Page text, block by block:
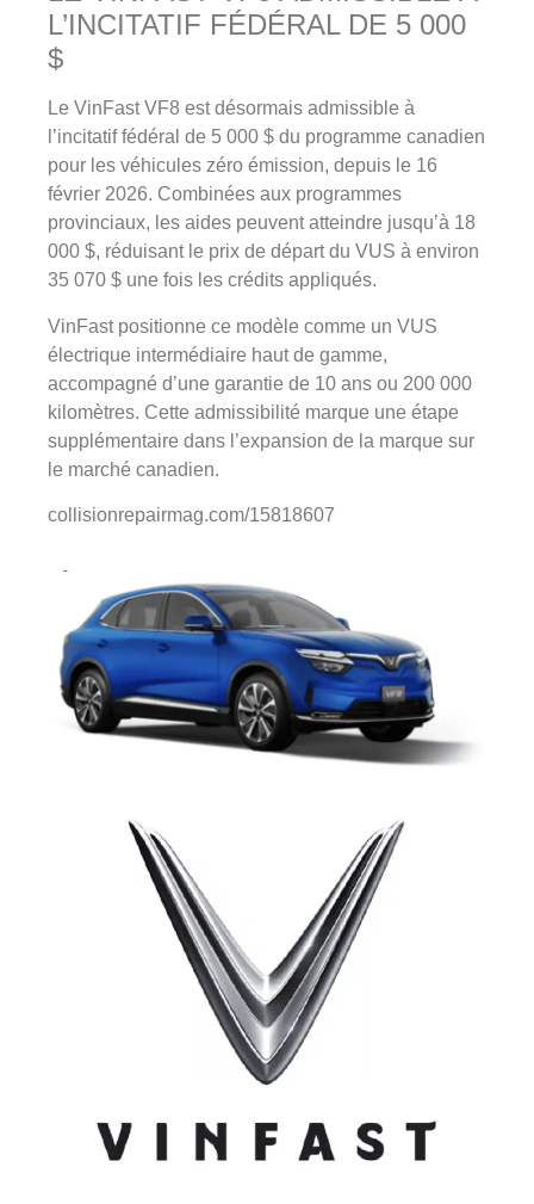
L’INCITATIF FÉDÉRAL DE 5 000
$
Le VinFast VF8 est désormais admissible à
l’incitatif fédéral de 5 000 $ du programme canadien
pour les véhicules zéro émission, depuis le 16
février 2026. Combinées aux programmes
provinciaux, les aides peuvent atteindre jusqu’à 18
000 $, réduisant le prix de départ du VUS à environ
35 070 $ une fois les crédits appliqués.
VinFast positionne ce modèle comme un VUS
électrique intermédiaire haut de gamme,
accompagné d’une garantie de 10 ans ou 200 000
kilomètres. Cette admissibilité marque une étape
supplémentaire dans l’expansion de la marque sur
le marché canadien.
collisionrepairmag.com/15818607